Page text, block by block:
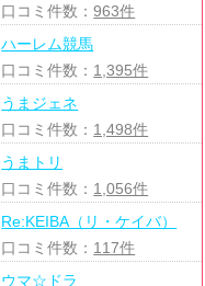
口コミ件数：963件
ハーレム競馬
口コミ件数： 1,395件
うまジェネ
口コミ件数： 1,498件
うまトリ
口コミ件数： 1,056件
Re:KEIBA（リ・ケイバ）
口コミ件数： 117件
ウマ☆ドラ